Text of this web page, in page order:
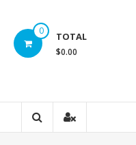
0 TOTAL
$0.00